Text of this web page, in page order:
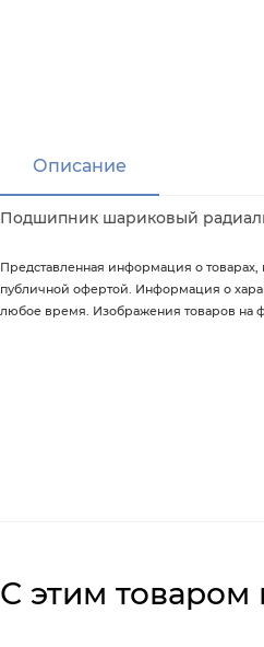
Описание
Подшипник шариковый
Представленная информация о товарах,
публичной офертой. Информация о
любое время. Изображения товаров на
С этим товаром